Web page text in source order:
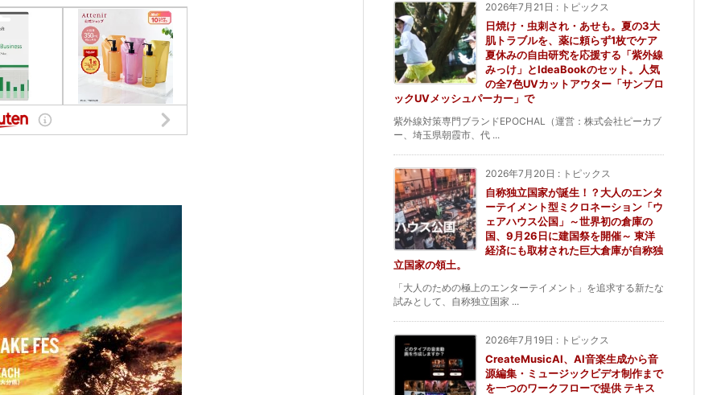
2026年7月21日 : トピックス
日焼け・虫刺され・あせも。夏の3大
肌トラブルを、薬に頼らず1枚でケア
夏休みの自由研究を応援する「紫外線
みっけ」とIdeaBookのセット。人気
の全7色UVカットアウター「サンブロ
ックUVメッシュパーカー」で
紫外線対策専門ブランドEPOCHAL（運営：株式会社ピーカブ
ー、埼玉県朝霞市、代 ...
2026年7月20日 : トピックス
自称独立国家が誕生！？大人のエンタ
ーテイメント型ミクロネーション「ウ
ェアハウス公国」～世界初の倉庫の
国、9月26日に建国祭を開催～ 東洋
経済にも取材された巨大倉庫が自称独
立国家の領土。
「大人のための極上のエンターテイメント」を追求する新たな
試みとして、自称独立国家 ...
2026年7月19日 : トピックス
CreateMusicAI、AI音楽生成から音
源編集・ミュージックビデオ制作まで
を一つのワークフローで提供 テキス